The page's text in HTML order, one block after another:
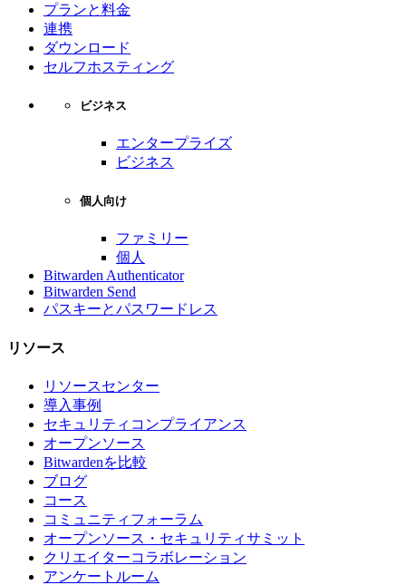
プランと料金
連携
ダウンロード
セルフホスティング
ビジネス
エンタープライズ
ビジネス
個人向け
ファミリー
個人
Bitwarden Authenticator
Bitwarden Send
パスキーとパスワードレス
リソース
リソースセンター
導入事例
セキュリティコンプライアンス
オープンソース
Bitwardenを比較
ブログ
コース
コミュニティフォーラム
オープンソース・セキュリティサミット
クリエイターコラボレーション
アンケートルーム